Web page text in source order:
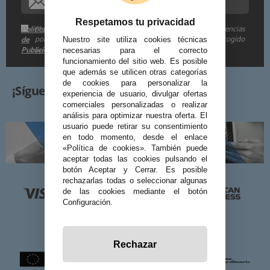
Me gustaría recibir descuentos exclusivos, novedades y tendencias
por e-mail. Puedo darme de baja cuando quiera según lo recogido
en la
Política
de
Publicidad
¡Síguenos!
Respetamos tu privacidad
Nuestro site utiliza cookies técnicas
necesarias para el correcto
funcionamiento del sitio web. Es posible
que además se utilicen otras categorías
de cookies para personalizar la
experiencia de usuario, divulgar ofertas
comerciales personalizadas o realizar
análisis para optimizar nuestra oferta. El
usuario puede retirar su consentimiento
en todo momento, desde el enlace
«Política de cookies». También puede
aceptar todas las cookies pulsando el
botón Aceptar y Cerrar. Es posible
rechazarlas todas o seleccionar algunas
de las cookies mediante el botón
Configuración.
Rechazar